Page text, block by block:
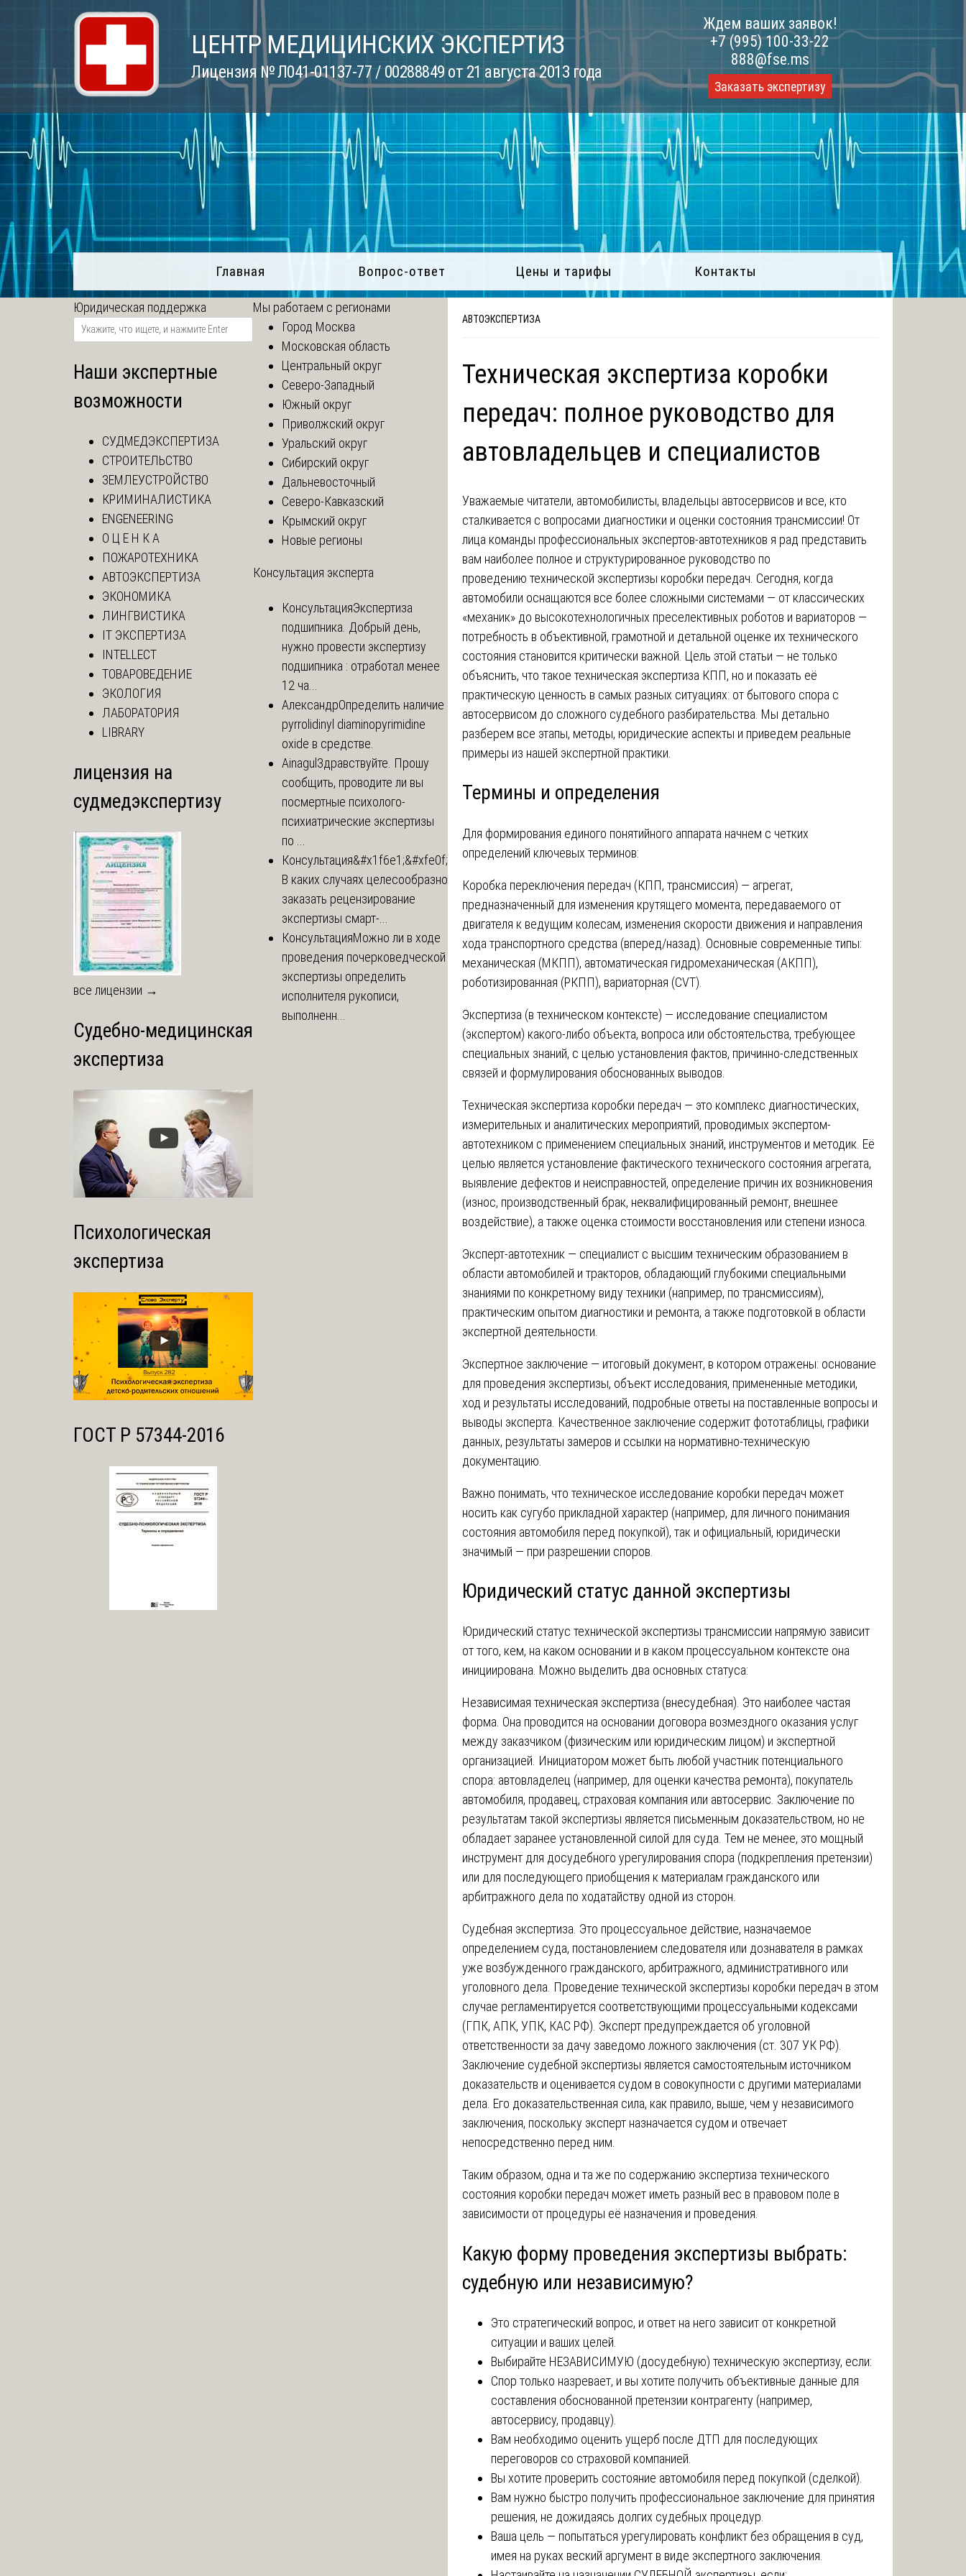
ЦЕНТР МЕДИЦИНСКИХ ЭКСПЕРТИЗ
Лицензия № Л041-01137-77 / 00288849 от 21 августа 2013 года
Ждем ваших заявок!
+7 (995) 100-33-22
888@fse.ms
Заказать экспертизу
Главная Вопрос-ответ Цены и тарифы Контакты
АВТОЭКСПЕРТИЗА
Техническая экспертиза коробки
передач: полное руководство для
автовладельцев и специалистов
Уважаемые читатели, автомобилисты, владельцы автосервисов и все, кто
сталкивается с вопросами диагностики и оценки состояния трансмиссии! От
лица команды профессиональных экспертов-автотехников я рад представить
вам наиболее полное и структурированное руководство по
проведению технической экспертизы коробки передач. Сегодня, когда
автомобили оснащаются все более сложными системами — от классических
«механик» до высокотехнологичных преселективных роботов и вариаторов —
потребность в объективной, грамотной и детальной оценке их технического
состояния становится критически важной. Цель этой статьи — не только
объяснить, что такое техническая экспертиза КПП, но и показать её
практическую ценность в самых разных ситуациях: от бытового спора с
автосервисом до сложного судебного разбирательства. Мы детально
разберем все этапы, методы, юридические аспекты и приведем реальные
примеры из нашей экспертной практики.
Термины и определения
Для формирования единого понятийного аппарата начнем с четких
определений ключевых терминов:
Коробка переключения передач (КПП, трансмиссия) — агрегат,
предназначенный для изменения крутящего момента, передаваемого от
двигателя к ведущим колесам, изменения скорости движения и направления
хода транспортного средства (вперед/назад). Основные современные типы:
механическая (МКПП), автоматическая гидромеханическая (АКПП),
роботизированная (РКПП), вариаторная (CVT).
Экспертиза (в техническом контексте) — исследование специалистом
(экспертом) какого-либо объекта, вопроса или обстоятельства, требующее
специальных знаний, с целью установления фактов, причинно-следственных
связей и формулирования обоснованных выводов.
Техническая экспертиза коробки передач — это комплекс диагностических,
измерительных и аналитических мероприятий, проводимых экспертом-
автотехником с применением специальных знаний, инструментов и методик. Её
целью является установление фактического технического состояния агрегата,
выявление дефектов и неисправностей, определение причин их возникновения
(износ, производственный брак, неквалифицированный ремонт, внешнее
воздействие), а также оценка стоимости восстановления или степени износа.
Эксперт-автотехник — специалист с высшим техническим образованием в
области автомобилей и тракторов, обладающий глубокими специальными
знаниями по конкретному виду техники (например, по трансмиссиям),
практическим опытом диагностики и ремонта, а также подготовкой в области
экспертной деятельности.
Экспертное заключение — итоговый документ, в котором отражены: основание
для проведения экспертизы, объект исследования, примененные методики,
ход и результаты исследований, подробные ответы на поставленные вопросы и
выводы эксперта. Качественное заключение содержит фототаблицы, графики
данных, результаты замеров и ссылки на нормативно-техническую
документацию.
Важно понимать, что техническое исследование коробки передач может
носить как сугубо прикладной характер (например, для личного понимания
состояния автомобиля перед покупкой), так и официальный, юридически
значимый — при разрешении споров.
Юридический статус данной экспертизы
Юридический статус технической экспертизы трансмиссии напрямую зависит
от того, кем, на каком основании и в каком процессуальном контексте она
инициирована. Можно выделить два основных статуса:
Независимая техническая экспертиза (внесудебная). Это наиболее частая
форма. Она проводится на основании договора возмездного оказания услуг
между заказчиком (физическим или юридическим лицом) и экспертной
организацией. Инициатором может быть любой участник потенциального
спора: автовладелец (например, для оценки качества ремонта), покупатель
автомобиля, продавец, страховая компания или автосервис. Заключение по
результатам такой экспертизы является письменным доказательством, но не
обладает заранее установленной силой для суда. Тем не менее, это мощный
инструмент для досудебного урегулирования спора (подкрепления претензии)
или для последующего приобщения к материалам гражданского или
арбитражного дела по ходатайству одной из сторон.
Судебная экспертиза. Это процессуальное действие, назначаемое
определением суда, постановлением следователя или дознавателя в рамках
уже возбужденного гражданского, арбитражного, административного или
уголовного дела. Проведение технической экспертизы коробки передач в этом
случае регламентируется соответствующими процессуальными кодексами
(ГПК, АПК, УПК, КАС РФ). Эксперт предупреждается об уголовной
ответственности за дачу заведомо ложного заключения (ст. 307 УК РФ).
Заключение судебной экспертизы является самостоятельным источником
доказательств и оценивается судом в совокупности с другими материалами
дела. Его доказательственная сила, как правило, выше, чем у независимого
заключения, поскольку эксперт назначается судом и отвечает
непосредственно перед ним.
Таким образом, одна и та же по содержанию экспертиза технического
состояния коробки передач может иметь разный вес в правовом поле в
зависимости от процедуры её назначения и проведения.
Какую форму проведения экспертизы выбрать:
судебную или независимую?
Это стратегический вопрос, и ответ на него зависит от конкретной
ситуации и ваших целей.
Выбирайте НЕЗАВИСИМУЮ (досудебную) техническую экспертизу, если:
Спор только назревает, и вы хотите получить объективные данные для
составления обоснованной претензии контрагенту (например,
автосервису, продавцу).
Вам необходимо оценить ущерб после ДТП для последующих
переговоров со страховой компанией.
Вы хотите проверить состояние автомобиля перед покупкой (сделкой).
Вам нужно быстро получить профессиональное заключение для принятия
решения, не дожидаясь долгих судебных процедур.
Ваша цель — попытаться урегулировать конфликт без обращения в суд,
имея на руках веский аргумент в виде экспертного заключения.
Юридическая поддержка
Наши экспертные
возможности
СУДМЕДЭКСПЕРТИЗА
СТРОИТЕЛЬСТВО
ЗЕМЛЕУСТРОЙСТВО
КРИМИНАЛИСТИКА
ENGENEERING
О Ц Е Н К А
ПОЖАРОТЕХНИКА
АВТОЭКСПЕРТИЗА
ЭКОНОМИКА
ЛИНГВИСТИКА
IT ЭКСПЕРТИЗА
INTELLECT
ТОВАРОВЕДЕНИЕ
ЭКОЛОГИЯ
ЛАБОРАТОРИЯ
LIBRARY
лицензия на
судмедэкспертизу
все лицензии →
Судебно-медицинская
экспертиза
Психологическая
экспертиза
ГОСТ Р 57344-2016
Мы работаем с регионами
Город Москва
Московская область
Центральный округ
Северо-Западный
Южный округ
Приволжский округ
Уральский округ
Сибирский округ
Дальневосточный
Северо-Кавказский
Крымский округ
Новые регионы
Консультация эксперта
КонсультацияЭкспертиза
подшипника. Добрый день,
нужно провести экспертизу
подшипника : отработал менее
12 ча...
АлександрОпределить наличие
pyrrolidinyl diaminopyrimidine
oxide в средстве.
Ainagul Здравствуйте. Прошу
сообщить, проводите ли вы
посмертные психолого-
психиатрические экспертизы
по ...
Консультация&#x1f6e1;&#xfe0f;
В каких случаях целесообразно
заказать рецензирование
экспертизы смарт-...
КонсультацияМожно ли в ходе
проведения почерковедческой
экспертизы определить
исполнителя рукописи,
выполненн...